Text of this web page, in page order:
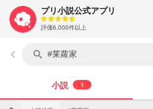
プリ小説公式アプリ
評価6,000件以上
keyboard_arrow_left search
小説 1